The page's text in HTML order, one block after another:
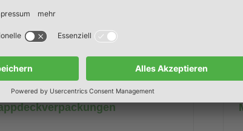
Rillung über Eck.